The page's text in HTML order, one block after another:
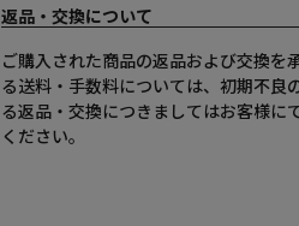
返品・交換について
ご購入された商品の返品および交換を
る送料・手数料については、初期不良
る返品・交換につきましてはお客様に
ください。